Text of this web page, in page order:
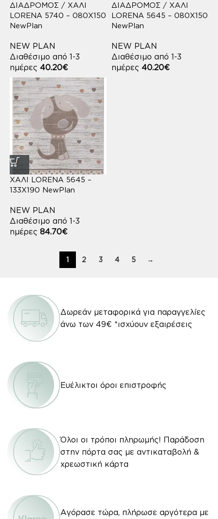
ΔΙΑΔΡΟΜΟΣ / ΧΑΛΙ
LORENA 5740 – 080X150
NewPlan
NEW PLAN
Διαθέσιμο από 1-3
ημέρες 40.20€
ΔΙΑΔΡΟΜΟΣ / ΧΑΛΙ
LORENA 5645 – 080X150
NewPlan
NEW PLAN
Διαθέσιμο από 1-3
ημέρες 40.20€
ΧΑΛΙ LORENA 5645 –
133X190 NewPlan
NEW PLAN
Διαθέσιμο από 1-3
ημέρες 84.70€
1 2 3 4 5 →
Δωρεάν μεταφορικά για παραγγελίες
άνω των 49€ *ισχύουν εξαιρέσεις
Ευέλικτοι όροι επιστροφής
Όλοι οι τρόποι πληρωμής! Παράδοση
στην πόρτα σας με αντικαταβολή &
χρεωστική κάρτα
Αγόρασε τώρα, πλήρωσε αργότερα με